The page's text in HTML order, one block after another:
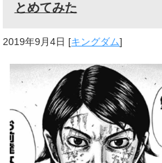
とめてみた
2019年9月4日 [キングダム]